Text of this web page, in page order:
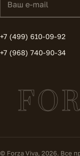
+7 (499) 610-09-92
+7 (968) 740-90-34
© Forza Viva, 2026. Все